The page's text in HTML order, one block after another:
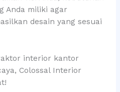
Anda miliki agar
desain yang sesuai
interior kantor
Colossal Interior